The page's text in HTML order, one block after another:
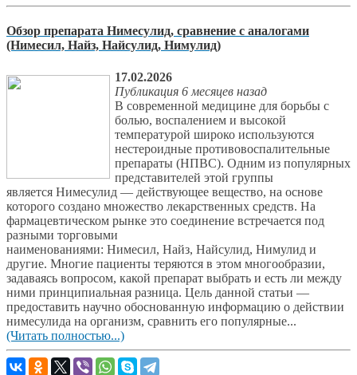
Обзор препарата Нимесулид, сравнение с аналогами
(Нимесил, Найз, Найсулид, Нимулид)
17.02.2026
Публикация 6 месяцев назад
В современной медицине для борьбы с
болью, воспалением и высокой
температурой широко используются
нестероидные противовоспалительные
препараты (НПВС). Одним из популярных
представителей этой группы
является Нимесулид — действующее вещество, на основе
которого создано множество лекарственных средств. На
фармацевтическом рынке это соединение встречается под
разными торговыми
наименованиями: Нимесил, Найз, Найсулид, Нимулид и
другие. Многие пациенты теряются в этом многообразии,
задаваясь вопросом, какой препарат выбрать и есть ли между
ними принципиальная разница. Цель данной статьи —
предоставить научно обоснованную информацию о действии
нимесулида на организм, сравнить его популярные...
(Читать полностью...)